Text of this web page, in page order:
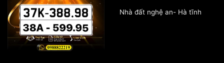
Nhà đất nghệ an- Hà tĩnh